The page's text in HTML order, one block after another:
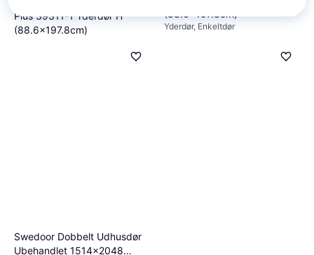
Plus 39311-1 Yderdør H
(88.6x197.8cm)
(88.6x197.8cm)
Yderdør, Enkeltdør
Swedoor Dobbelt Udhusdør
Ubehandlet 1514x2048